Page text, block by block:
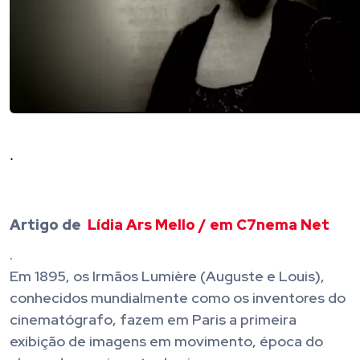
.
Artigo de Lídia Ars Mello / em C7nema Net
.
Em 1895, os Irmãos Lumière (Auguste e Louis),
conhecidos mundialmente como os inventores do
cinematógrafo, fazem em Paris a primeira
exibição de imagens em movimento, época do